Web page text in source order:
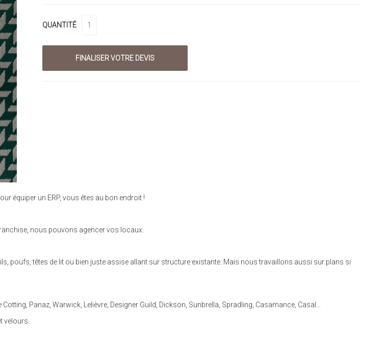
QUANTITÉ
équiper un ERP, vous êtes au bon endroit !
nous pouvons agencer vos locaux.
poufs, têtes de lit ou bien juste assise allant sur structure existante. Mais nous travaillons aussi sur plans si
Panaz, Warwick, Lelièvre, Designer Guild, Dickson, Sunbrella, Spradling, Casamance, Casal…
velours.